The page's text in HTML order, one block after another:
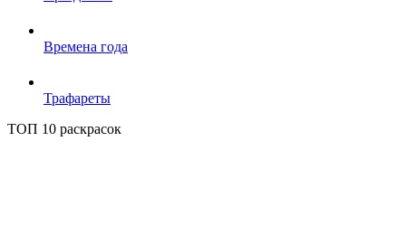
Времена года
Трафареты
ТОП 10 раскрасок